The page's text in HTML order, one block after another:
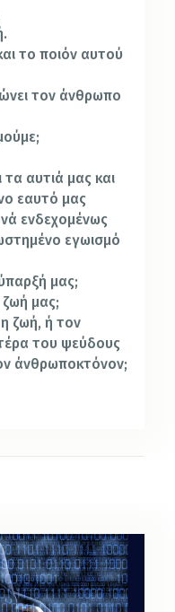
το ποιόν αυτού
τον άνθρωπο
αυτιά μας και
εαυτό μας
ενδεχομένως
εγωισμό
μας;
ζωή μας;
η ζωή, ή τον
του ψεύδους
άνθρωποκτόνον;